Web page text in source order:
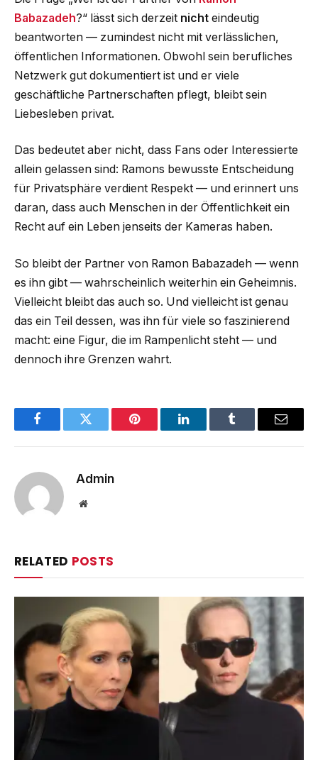
Babazadeh?“ lässt sich derzeit nicht eindeutig
beantworten — zumindest nicht mit verlässlichen,
öffentlichen Informationen. Obwohl sein berufliches
Netzwerk gut dokumentiert ist und er viele
geschäftliche Partnerschaften pflegt, bleibt sein
Liebesleben privat.
Das bedeutet aber nicht, dass Fans oder Interessierte
allein gelassen sind: Ramons bewusste Entscheidung
für Privatsphäre verdient Respekt — und erinnert uns
daran, dass auch Menschen in der Öffentlichkeit ein
Recht auf ein Leben jenseits der Kameras haben.
So bleibt der Partner von Ramon Babazadeh — wenn
es ihn gibt — wahrscheinlich weiterhin ein Geheimnis.
Vielleicht bleibt das auch so. Und vielleicht ist genau
das ein Teil dessen, was ihn für viele so faszinierend
macht: eine Figur, die im Rampenlicht steht — und
dennoch ihre Grenzen wahrt.
FacebookTwitter Pinterest LinkedInTumblr Email
Admin
Website
RELATED POSTS